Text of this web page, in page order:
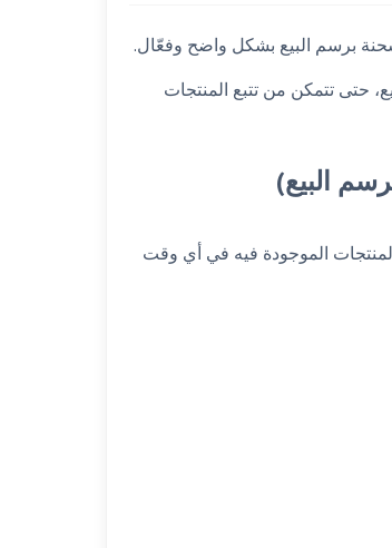
برسم البيع بشكل واضح وفعّال.
حتى تتمكن من تتبع المنتجات
الموجودة فيه في أي وقت